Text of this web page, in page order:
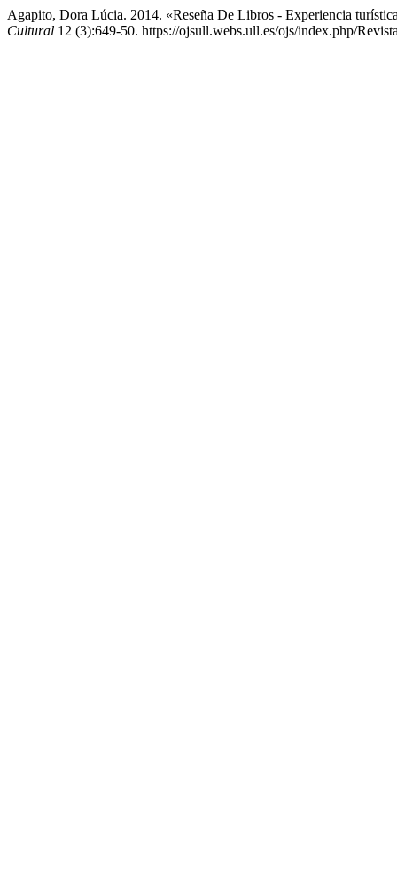
Agapito, Dora Lúcia. 2014. «Reseña De Libros - Experiencia
Cultural 12 (3):649-50. https://ojsull.webs.ull.es/ojs/index.php/